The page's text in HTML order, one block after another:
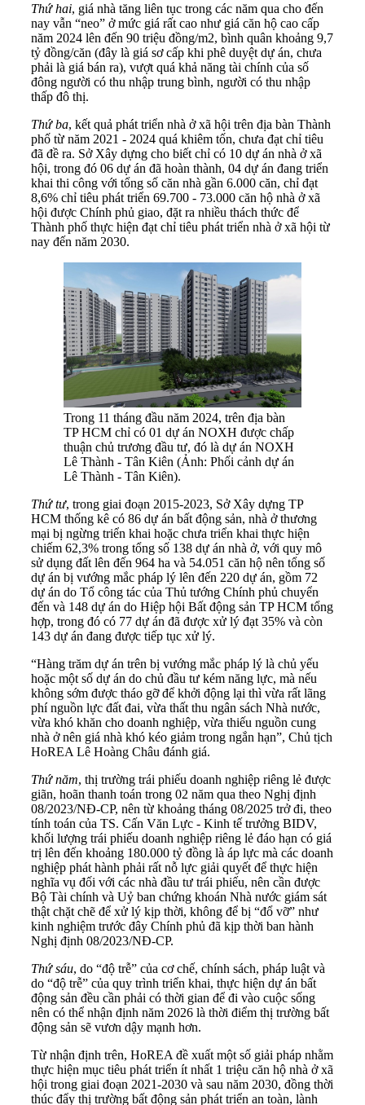
Thứ hai, giá nhà tăng liên tục trong các năm qua cho đến
nay vẫn “neo” ở mức giá rất cao như giá căn hộ cao cấp
năm 2024 lên đến 90 triệu đồng/m2, bình quân khoảng 9,7
tỷ đồng/căn (đây là giá sơ cấp khi phê duyệt dự án, chưa
phải là giá bán ra), vượt quá khả năng tài chính của số
đông người có thu nhập trung bình, người có thu nhập
thấp đô thị.
Thứ ba, kết quả phát triển nhà ở xã hội trên địa bàn Thành
phố từ năm 2021 - 2024 quá khiêm tốn, chưa đạt chỉ tiêu
đã đề ra. Sở Xây dựng cho biết chỉ có 10 dự án nhà ở xã
hội, trong đó 06 dự án đã hoàn thành, 04 dự án đang triển
khai thi công với tổng số căn nhà gần 6.000 căn, chỉ đạt
8,6% chỉ tiêu phát triển 69.700 - 73.000 căn hộ nhà ở xã
hội được Chính phủ giao, đặt ra nhiều thách thức để
Thành phố thực hiện đạt chỉ tiêu phát triển nhà ở xã hội từ
nay đến năm 2030.
Trong 11 tháng đầu năm 2024, trên địa bàn
TP HCM chỉ có 01 dự án NOXH được chấp
thuận chủ trương đầu tư, đó là dự án NOXH
Lê Thành - Tân Kiên (Ảnh: Phối cảnh dự án
Lê Thành - Tân Kiên).
Thứ tư, trong giai đoạn 2015-2023, Sở Xây dựng TP
HCM thống kê có 86 dự án bất động sản, nhà ở thương
mại bị ngừng triển khai hoặc chưa triển khai thực hiện
chiếm 62,3% trong tổng số 138 dự án nhà ở, với quy mô
sử dụng đất lên đến 964 ha và 54.051 căn hộ nên tổng số
dự án bị vướng mắc pháp lý lên đến 220 dự án, gồm 72
dự án do Tổ công tác của Thủ tướng Chính phủ chuyển
đến và 148 dự án do Hiệp hội Bất động sản TP HCM tổng
hợp, trong đó có 77 dự án đã được xử lý đạt 35% và còn
143 dự án đang được tiếp tục xử lý.
“Hàng trăm dự án trên bị vướng mắc pháp lý là chủ yếu
hoặc một số dự án do chủ đầu tư kém năng lực, mà nếu
không sớm được tháo gỡ để khởi động lại thì vừa rất lãng
phí nguồn lực đất đai, vừa thất thu ngân sách Nhà nước,
vừa khó khăn cho doanh nghiệp, vừa thiếu nguồn cung
nhà ở nên giá nhà khó kéo giảm trong ngắn hạn”, Chủ tịch
HoREA Lê Hoàng Châu đánh giá.
Thứ năm, thị trường trái phiếu doanh nghiệp riêng lẻ được
giãn, hoãn thanh toán trong 02 năm qua theo Nghị định
08/2023/NĐ-CP, nên từ khoảng tháng 08/2025 trở đi, theo
tính toán của TS. Cấn Văn Lực - Kinh tế trưởng BIDV,
khối lượng trái phiếu doanh nghiệp riêng lẻ đáo hạn có giá
trị lên đến khoảng 180.000 tỷ đồng là áp lực mà các doanh
nghiệp phát hành phải rất nỗ lực giải quyết để thực hiện
nghĩa vụ đối với các nhà đầu tư trái phiếu, nên cần được
Bộ Tài chính và Uỷ ban chứng khoán Nhà nước giám sát
thật chặt chẽ để xử lý kịp thời, không để bị “đổ vỡ” như
kinh nghiệm trước đây Chính phủ đã kịp thời ban hành
Nghị định 08/2023/NĐ-CP.
Thứ sáu, do “độ trễ” của cơ chế, chính sách, pháp luật và
do “độ trễ” của quy trình triển khai, thực hiện dự án bất
động sản đều cần phải có thời gian để đi vào cuộc sống
nên có thể nhận định năm 2026 là thời điểm thị trường bất
động sản sẽ vươn dậy mạnh hơn.
Từ nhận định trên, HoREA đề xuất một số giải pháp nhằm
thực hiện mục tiêu phát triển ít nhất 1 triệu căn hộ nhà ở xã
hội trong giai đoạn 2021-2030 và sau năm 2030, đồng thời
thúc đẩy thị trường bất động sản phát triển an toàn, lành